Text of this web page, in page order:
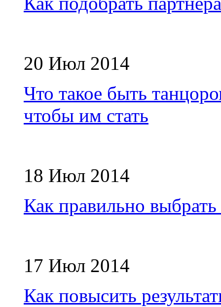
20 Июл 2014
Что такое быть
чтобы им стать
18 Июл 2014
Как правильно
17 Июл 2014
Как повысить